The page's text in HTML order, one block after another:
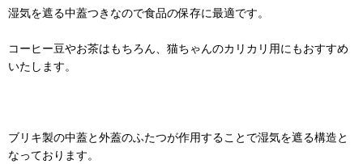
湿気を遮る中蓋つきなので食品の保存に最適です。
コーヒー豆やお茶はもちろん、猫ちゃんのカリカリ用にもおすすめ
いたします。
ブリキ製の中蓋と外蓋のふたつが作用することで湿気を遮る構造と
なっております。